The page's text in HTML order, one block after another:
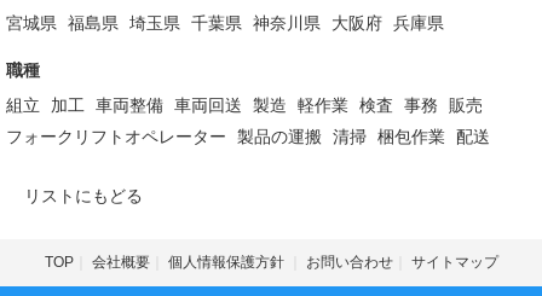
宮城県
福島県 埼玉県 千葉県 神奈川県 大阪府 兵庫県
職種
組立
加工 車両整備 車両回送 製造 軽作業 検査 事務
販売
フォークリフトオペレーター
製品の運搬 清掃 梱包作業 配送
リストにもどる
TOP 会社概要 個人情報保護方針 お問い合わせ サイトマップ